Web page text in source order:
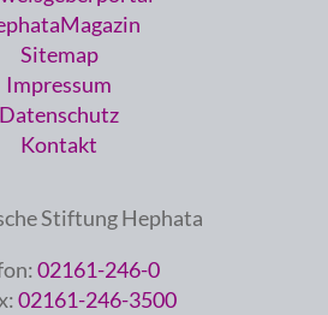
Sitemap
Impressum
Datenschutz
Kontakt
Stiftung Hephata
02161-246-0
02161-246-3500